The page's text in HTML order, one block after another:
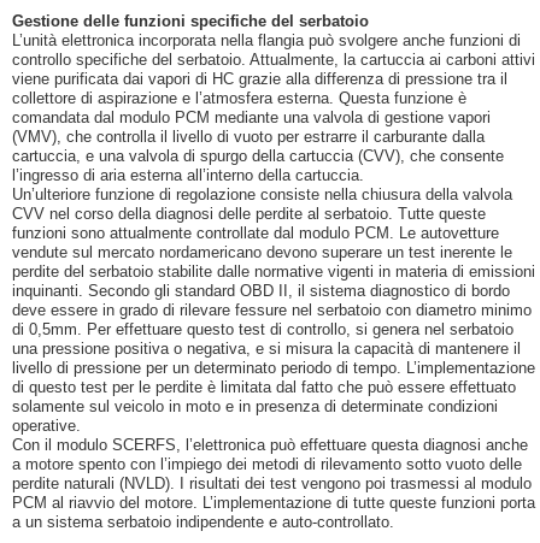
Gestione delle funzioni specifiche del serbatoio
L’unità elettronica incorporata nella flangia può svolgere anche funzioni di
controllo specifiche del serbatoio. Attualmente, la cartuccia ai carboni attivi
viene purificata dai vapori di HC grazie alla differenza di pressione tra il
collettore di aspirazione e l’atmosfera esterna. Questa funzione è
comandata dal modulo PCM mediante una valvola di gestione vapori
(VMV), che controlla il livello di vuoto per estrarre il carburante dalla
cartuccia, e una valvola di spurgo della cartuccia (CVV), che consente
l’ingresso di aria esterna all’interno della cartuccia.
Un’ulteriore funzione di regolazione consiste nella chiusura della valvola
CVV nel corso della diagnosi delle perdite al serbatoio. Tutte queste
funzioni sono attualmente controllate dal modulo PCM. Le autovetture
vendute sul mercato nordamericano devono superare un test inerente le
perdite del serbatoio stabilite dalle normative vigenti in materia di emissioni
inquinanti. Secondo gli standard OBD II, il sistema diagnostico di bordo
deve essere in grado di rilevare fessure nel serbatoio con diametro minimo
di 0,5mm. Per effettuare questo test di controllo, si genera nel serbatoio
una pressione positiva o negativa, e si misura la capacità di mantenere il
livello di pressione per un determinato periodo di tempo. L’implementazione
di questo test per le perdite è limitata dal fatto che può essere effettuato
solamente sul veicolo in moto e in presenza di determinate condizioni
operative.
Con il modulo SCERFS, l’elettronica può effettuare questa diagnosi anche
a motore spento con l’impiego dei metodi di rilevamento sotto vuoto delle
perdite naturali (NVLD). I risultati dei test vengono poi trasmessi al modulo
PCM al riavvio del motore. L’implementazione di tutte queste funzioni porta
a un sistema serbatoio indipendente e auto-controllato.